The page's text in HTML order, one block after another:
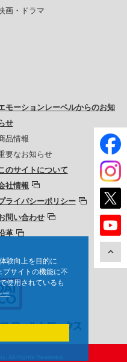
験向上を目的に
サイトの機能に不
使用されているも
ー
画・ドラマ
モーションレーベルからのお知
せ
品情報
要なお知らせ
のサイトについて
社情報
ライバシーポリシー
問い合わせ
革
All Rights Reserved.